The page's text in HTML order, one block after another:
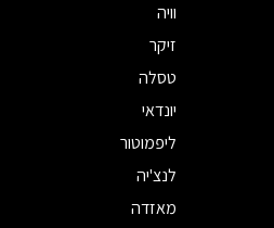
וויה
זיקר
טסלה
יונדאי
ליפמוטור
לנצ'יה
מאזדה